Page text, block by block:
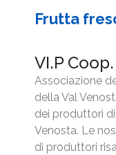
Frutta
VI.P
Associazione
della Val
dei produttori
Venosta. Le
di produttori